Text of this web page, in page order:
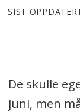
SIST
De skulle
juni, men